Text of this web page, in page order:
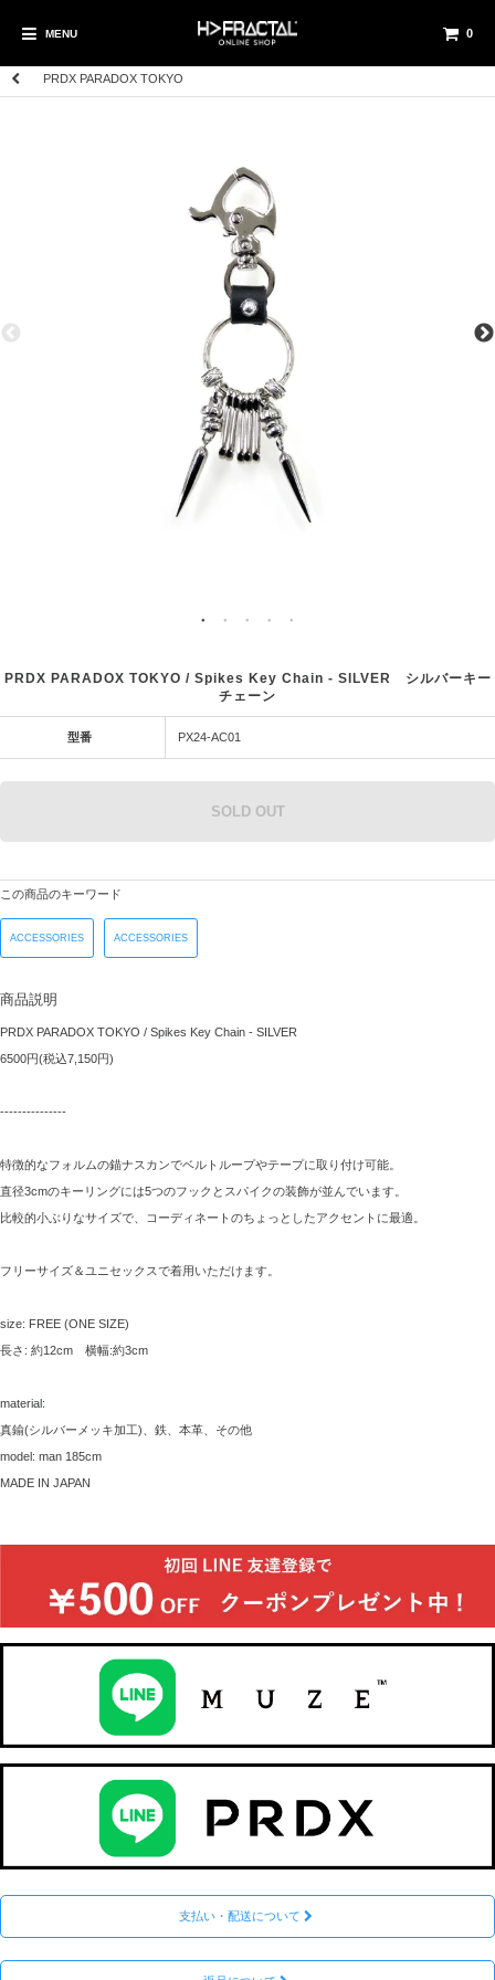
MENU 0
PRDX PARADOX TOKYO
PRDX PARADOX TOKYO / Spikes Key Chain - SILVER シルバーキー
チェーン
型番 PX24-AC01
SOLD OUT
この商品のキーワード
ACCESSORIES ACCESSORIES
商品説明
PRDX PARADOX TOKYO / Spikes Key Chain - SILVER
6500円(税込7,150円)
---------------
特徴的なフォルムの錨ナスカンでベルトループやテープに取り付け可能。
直径3cmのキーリングには5つのフックとスパイクの装飾が並んでいます。
比較的小ぶりなサイズで、コーディネートのちょっとしたアクセントに最適。
フリーサイズ＆ユニセックスで着用いただけます。
size: FREE (ONE SIZE)
長さ: 約12cm 横幅:約3cm
material:
真鍮(シルバーメッキ加工)、鉄、本革、その他
model: man 185cm
MADE IN JAPAN
支払い・配送について